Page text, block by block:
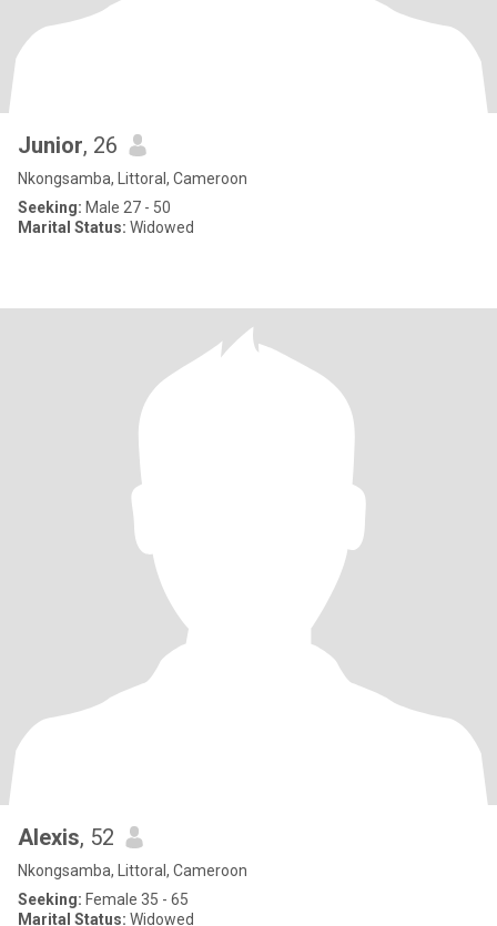
Junior, 26
Nkongsamba, Littoral, Cameroon
Seeking: Male 27 - 50
Marital Status: Widowed
Alexis, 52
Nkongsamba, Littoral, Cameroon
Seeking: Female 35 - 65
Marital Status: Widowed